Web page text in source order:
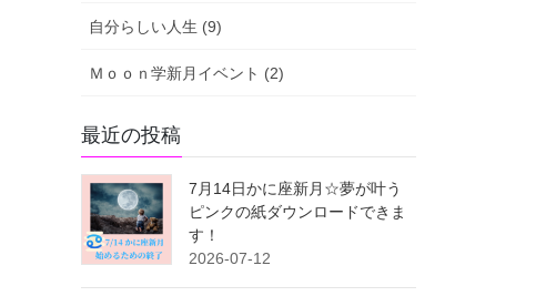
自分らしい人生 (9)
Ｍｏｏｎ学新月イベント (2)
最近の投稿
7月14日かに座新月☆夢が叶う
ピンクの紙ダウンロードできま
す！
2026-07-12